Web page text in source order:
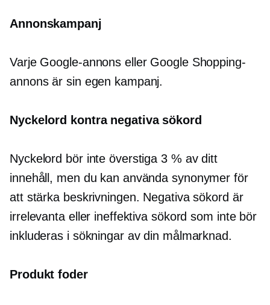
Annonskampanj
Varje Google-annons eller Google Shopping-
annons är sin egen kampanj.
Nyckelord kontra negativa sökord
Nyckelord bör inte överstiga 3 % av ditt
innehåll, men du kan använda synonymer för
att stärka beskrivningen. Negativa sökord är
irrelevanta eller ineffektiva sökord som inte bör
inkluderas i sökningar av din målmarknad.
Produkt foder